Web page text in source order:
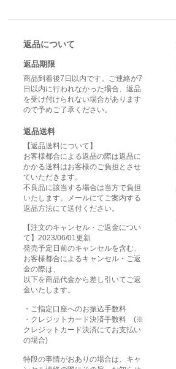
返品について
返品期限
商品到着後7日以内です。ご連絡が7
日以内に行われなかった場合、返品
を受け付けられない場合があります
ので予めご了承ください。
返品送料
【返品送料について】
お客様都合による返品の際は返品に
かかる送料はお客様のご負担とさせ
ていただきます。
不良品に該当する場合は当方で負担
いたします。メールにてご案内する
返品方法にて送付ください。
【注文のキャンセル・ご返金につい
て】2023/06/01更新
発売予定日前のキャンセルを含む、
お客様都合によるキャンセル・ご返
金の際は、
以下を商品代金から差し引いてご返
金いたします。
・ご指定口座へのお振込手数料
・クレジットカード決済手数料 (※
クレジットカード決済にてお支払い
の場合)
特段の事情がおありの場合は、キャ